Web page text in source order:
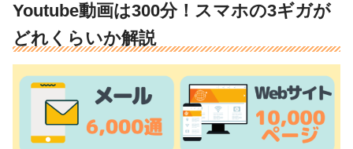
Youtube動画は300分！スマホの3ギガが
どれくらいか解説